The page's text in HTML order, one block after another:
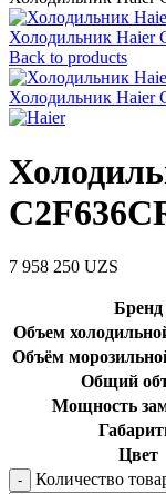
Холодильник Haier
Back to products
Холодильник Haier
7 958 250 UZS
Бренд
Объем
Объём
Общий
Мощность
Цвет
Количество